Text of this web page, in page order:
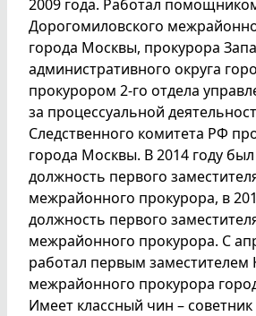
2009 года. Работал
Дорогомиловского
города Москвы, прокурора
административного округа
прокурором 2-го отдела
за процессуальной
Следственного комитета РФ
города Москвы. В 2014 году
должность первого
межрайонного прокурора, в
должность первого
межрайонного прокурора. С
работал первым заместителем
межрайонного прокурора
Имеет классный чин –